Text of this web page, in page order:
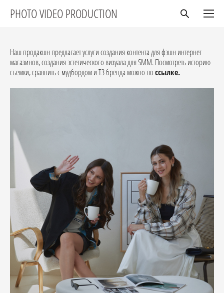
PHOTO VIDEO PRODUCTION
Наш продакшн предлагает услуги создания контента для фэшн интернет
магазинов, создания эстетического визуала для SMM. Посмотреть историю
съемки, сравнить с мудбордом и ТЗ бренда можно поссылке.